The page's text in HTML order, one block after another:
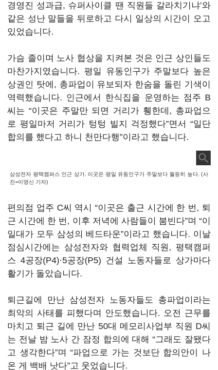
경영진 성과급, 슈퍼사이클 땐 직원들 갈라치기냐’와
같은 성난 말들을 뒤로하고 다시 일상의 시간이 오고
있었습니다.
가슴 졸이며 노사 협상을 지켜본 것은 인근 상인들도
마찬가지였습니다. 평일 유동인구가 주말보다 높은
상권인 탓에, 총파업이 유보되자 한숨을 돌린 기색이
역력했습니다. 인근에서 한식집을 운영하는 점주 B
씨는 “이곳은 주말만 되면 거리가 휑한데, 총파업으
로 평일마저 거리가 텅텅 빌지 걱정했다”면서 “일단
합의를 했다고 하니 천만다행”이라고 했습니다.
삼성전자 평택캠퍼스 인근 상가. 이곳은 평일 유동인구가 주말보다 월등히 높다. (사
진=이명신 기자)
편의점 업주 C씨 역시 “이곳은 출근 시간에 한 번, 퇴
근 시간에 한 번, 이후 저녁에 사람들이 붐빈다”며 “이
일대가 모두 삼성의 베드타운”이라고 했습니다. 이날
점심시간에는 삼성전자와 협력업체 직원, 평택캠퍼
스 4공장(P4)·5공장(P5) 건설 노동자들로 상가마다
활기가 돌았습니다.
퇴근길에 만난 삼성전자 노동자들도 총파업이라는
최악의 사태를 피했다며 안도했습니다. 오전 근무를
마치고 퇴근 길에 만난 50대 메모리사업부 직원 D씨
는 전날 밤 노사 간 잠정 합의에 대해 “그래도 잘됐다
고 생각한다”며 “파업으로 가는 것보단 합의안이 나
온 게 백배 낫다”고 웃었습니다.